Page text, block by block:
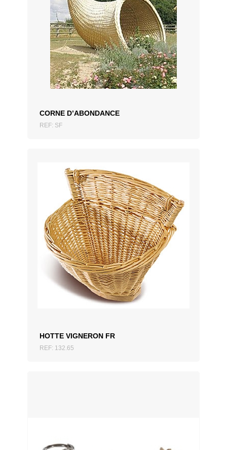
CORNE D’ABONDANCE
REF: SF
AJOUTER AU DEVIS
HOTTE VIGNERON FR
REF: 132.65
AJOUTER AU DEVIS